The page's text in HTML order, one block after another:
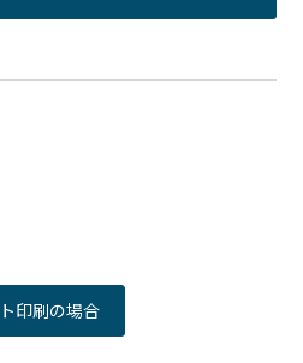
印刷の場合